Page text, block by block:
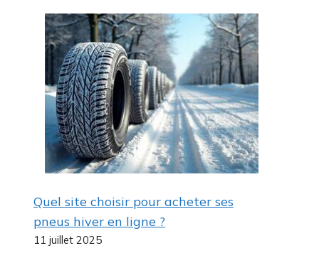
Quel site choisir pour acheter ses
pneus hiver en ligne ?
11 juillet 2025